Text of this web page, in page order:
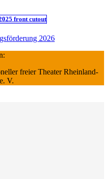
2026
freier Theater Rheinland-
V.